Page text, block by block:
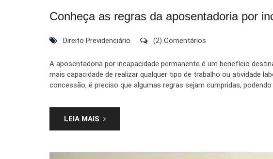
Conheça as regras da aposentadoria por
Direito Previdenciário (2) Comentários
A aposentadoria por incapacidade permanente é um benefício
mais capacidade de realizar qualquer tipo de trabalho ou atividade
concessão, é preciso que algumas regras sejam cumpridas,
LEIA MAIS